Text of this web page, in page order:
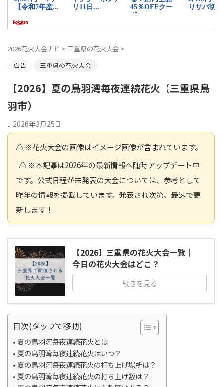
2026花火大会ナビ > 三重県の花火大会 >
広告
三重県の花火大会
【2026】夏の鳥羽湾毎夜連続花火（三重県鳥
羽市）
2026年3月25日
⚠️ ※花火大会の画像はイメージ画像が含まれています。
⚠️ ※本記事は2026年の最新情報へ随時アップデート中
です。公式日程が未発表の大会については、参考として
昨年の情報を掲載しています。発表され次第、最速で更
新します！
【2026】三重県の花火大会一覧｜
今日の花火大会はどこ？
続きを見る
目次(タップで移動)
夏の鳥羽湾毎夜連続花火とは
夏の鳥羽湾毎夜連続花火はいつ？
夏の鳥羽湾毎夜連続花火の打ち上げ場所は？
夏の鳥羽湾毎夜連続花火の打ち上げ数は？